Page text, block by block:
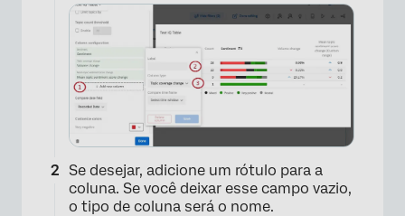
Se desejar, adicione um rótulo para a
coluna. Se você deixar esse campo vazio,
o tipo de coluna será o nome.